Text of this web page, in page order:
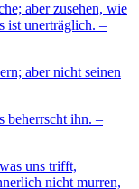
aber zusehen, wie
ist unerträglich. –
aber nicht seinen
beherrscht ihn. –
uns trifft,
nicht murren,